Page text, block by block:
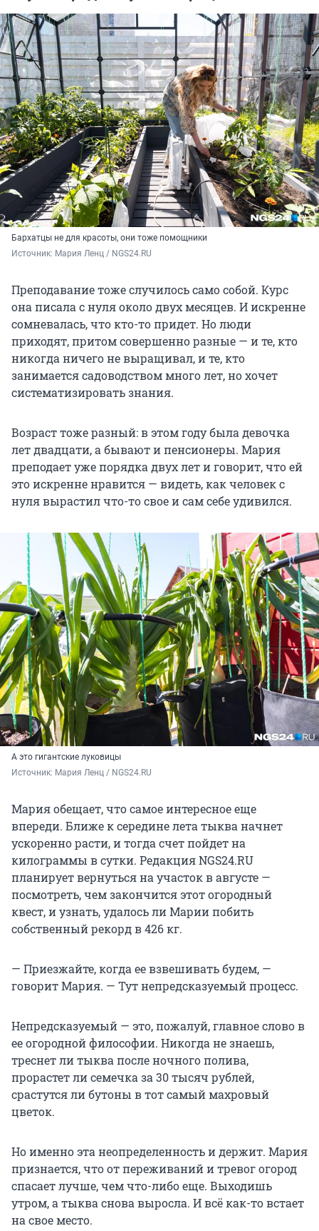
Бархатцы не для красоты, они тоже помощники
Источник: Мария Ленц / NGS24.RU
Преподавание тоже случилось само собой. Курс
она писала с нуля около двух месяцев. И искренне
сомневалась, что кто-то придет. Но люди
приходят, притом совершенно разные — и те, кто
никогда ничего не выращивал, и те, кто
занимается садоводством много лет, но хочет
систематизировать знания.
Возраст тоже разный: в этом году была девочка
лет двадцати, а бывают и пенсионеры. Мария
преподает уже порядка двух лет и говорит, что ей
это искренне нравится — видеть, как человек с
нуля вырастил что-то свое и сам себе удивился.
А это гигантские луковицы
Источник: Мария Ленц / NGS24.RU
Мария обещает, что самое интересное еще
впереди. Ближе к середине лета тыква начнет
ускоренно расти, и тогда счет пойдет на
килограммы в сутки. Редакция NGS24.RU
планирует вернуться на участок в августе —
посмотреть, чем закончится этот огородный
квест, и узнать, удалось ли Марии побить
собственный рекорд в 426 кг.
— Приезжайте, когда ее взвешивать будем, —
говорит Мария. — Тут непредсказуемый процесс.
Непредсказуемый — это, пожалуй, главное слово в
ее огородной философии. Никогда не знаешь,
треснет ли тыква после ночного полива,
прорастет ли семечка за 30 тысяч рублей,
срастутся ли бутоны в тот самый махровый
цветок.
Но именно эта неопределенность и держит. Мария
признается, что от переживаний и тревог огород
спасает лучше, чем что-либо еще. Выходишь
утром, а тыква снова выросла. И всё как-то встает
на свое место.